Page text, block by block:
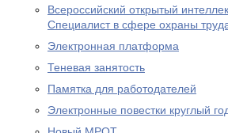
Всероссийский открытый
Специалист в сфере охраны
Электронная платформа
Теневая занятость
Памятка для работодателей
Электронные повестки круглый